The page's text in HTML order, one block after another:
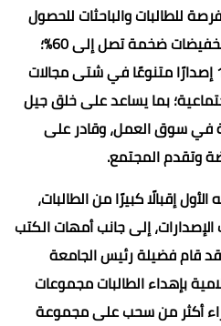
للطالبات والباحثات للحصول
على إصدارات مجمع البحوث بتخفيضات ضخمة تصل إلى 60%؛
حيث يتجاوز عدد الإصدارات 135 إصدارًا متنوعًا في شتى مجالات
بما يساعد على خلق جيل
في سوق العمل، وقادر على
وتقدم المجتمع.
إقبالًا كبيرًا من الطالبات،
إلى جانب أمهات الكتب
قام فضيلة رئيس الجامعة
بإهداء الطالبات مجموعات
أكثر من سحب على مجموعة